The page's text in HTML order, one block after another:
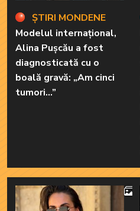
ȘTIRI MONDENE
Modelul internațional,
Alina Pușcău a fost
diagnosticată cu o
boală gravă: „Am cinci
tumori...”